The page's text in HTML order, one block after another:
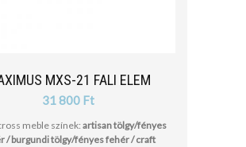
MXS-21 FALI ELEM
31 800 Ft
meble színek: artisan tölgy/fényes
/ burgundi tölgy/fényes fehér / craft